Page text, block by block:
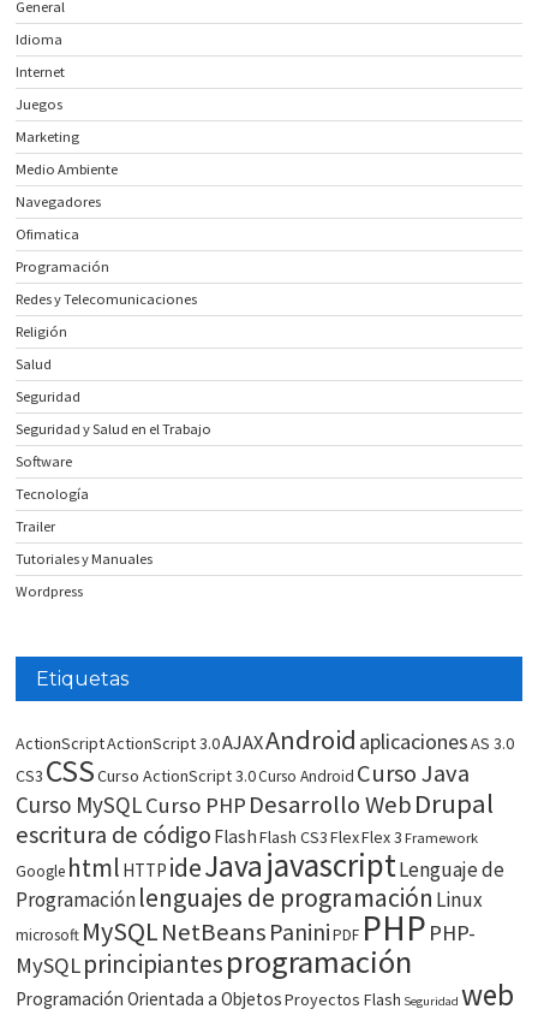
General
Idioma
Internet
Juegos
Marketing
Medio Ambiente
Navegadores
Ofimatica
Programación
Redes y Telecomunicaciones
Religión
Salud
Seguridad
Seguridad y Salud en el Trabajo
Software
Tecnología
Trailer
Tutoriales y Manuales
Wordpress
Etiquetas
ActionScriptActionScript 3.0AJAXAndroid aplicacionesAS 3.0
CS3 CSSCurso ActionScript 3.0Curso Android Curso Java
Curso MySQLCurso PHP Desarrollo WebDrupal
escritura de código FlashFlash CS3FlexFlex 3 Framework
Google html HTTP ideJavajavascriptLenguaje de
Programaciónlenguajes de programación Linux
microsoft MySQLNetBeans Panini PDF PHP PHP-
MySQLprincipiantesprogramación
Programación Orientada a ObjetosProyectos Flash Seguridad web